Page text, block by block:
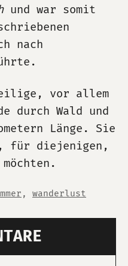
und war somit
nach
vor allem
durch Wald und
Länge. Sie
, für diejenigen,
, wanderlust